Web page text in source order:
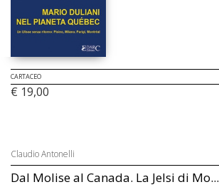
CARTACEO
€ 19,00
Claudio Antonelli
Dal Molise al Canada. La Jelsi di Mo...